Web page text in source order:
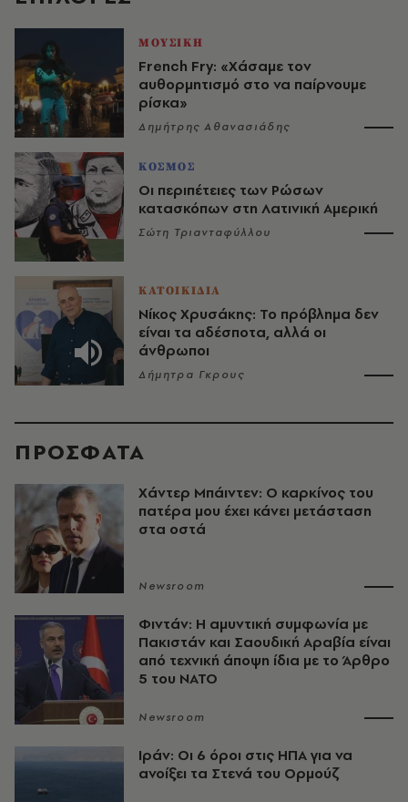
ΜΟΥΣΙΚΗ
French Fry: «Χάσαμε τον
αυθορμητισμό στο να παίρνουμε
ρίσκα»
Δημήτρης Αθανασιάδης
ΚΟΣΜΟΣ
Οι περιπέτειες των Ρώσων
κατασκόπων στη Λατινική Αμερική
Σώτη Τριανταφύλλου
ΚΑΤΟΙΚΙΔΙΑ
Νίκος Χρυσάκης: Το πρόβλημα δεν
είναι τα αδέσποτα, αλλά οι
άνθρωποι
Δήμητρα Γκρους
ΠΡΟΣΦΑΤΑ
Χάντερ Μπάιντεν: Ο καρκίνος του
πατέρα μου έχει κάνει μετάσταση
στα οστά
Newsroom
Φιντάν: Η αμυντική συμφωνία με
Πακιστάν και Σαουδική Αραβία είναι
από τεχνική άποψη ίδια με τo Άρθρο
5 του ΝΑΤΟ
Newsroom
Ιράν: Οι 6 όροι στις ΗΠΑ για να
ανοίξει τα Στενά του Ορμούζ